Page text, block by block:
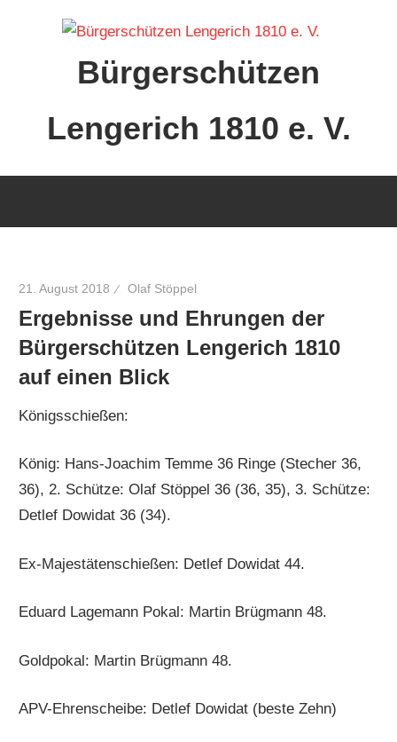
Bürgerschützen
Lengerich 1810 e. V.
21. August 2018 Olaf Stöppel
Ergebnisse und Ehrungen der
Bürgerschützen Lengerich 1810
auf einen Blick
Königsschießen:
König: Hans-Joachim Temme 36 Ringe (Stecher 36,
36), 2. Schütze: Olaf Stöppel 36 (36, 35), 3. Schütze:
Detlef Dowidat 36 (34).
Ex-Majestätenschießen: Detlef Dowidat 44.
Eduard Lagemann Pokal: Martin Brügmann 48.
Goldpokal: Martin Brügmann 48.
APV-Ehrenscheibe: Detlef Dowidat (beste Zehn)